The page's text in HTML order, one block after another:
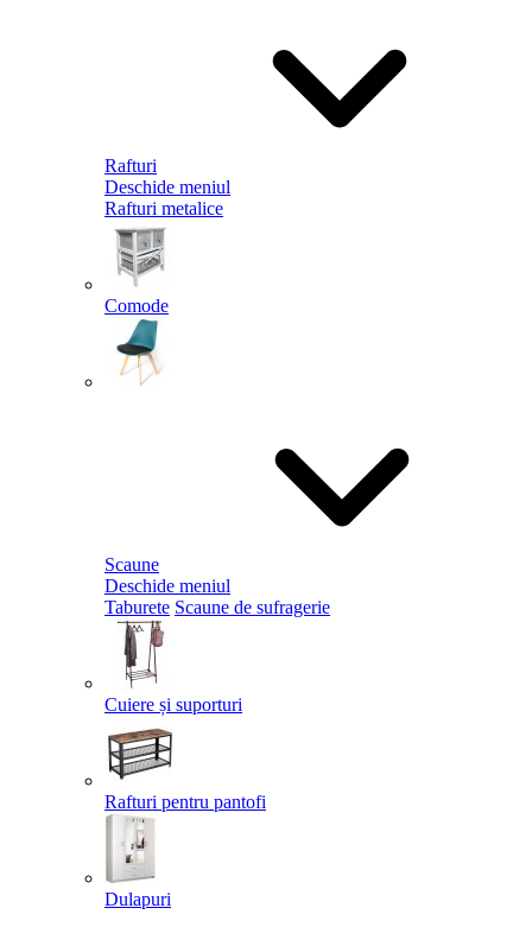
Rafturi
Deschide meniul
Rafturi metalice
Comode
Scaune
Deschide meniul
Taburete Scaune de sufragerie
Cuiere și suporturi
Rafturi pentru pantofi
Dulapuri